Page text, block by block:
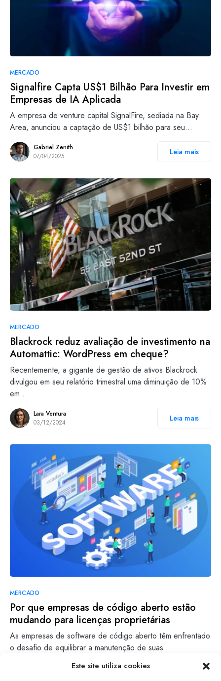
Este site utiliza cookies
MERCADO
Signalfire Capta US$1 Bilhão Para Investir em
Empresas de IA Aplicada
A empresa de venture capital SignalFire, sediada na Bay
Area, anunciou a captação de US$1 bilhão para seu…
Gabriel Zenith
07/04/2025
Leia mais
MERCADO
Blackrock reduz avaliação de investimento na
Automattic: WordPress em cheque?
Recentemente, a gigante de gestão de ativos Blackrock
divulgou em seu relatório trimestral uma diminuição de 10%
em…
Lara Ventura
03/12/2024
Leia mais
MERCADO
Por que empresas de código aberto estão
mudando para licenças proprietárias
As empresas de software de código aberto têm enfrentado
o desafio de equilibrar a manutenção de suas